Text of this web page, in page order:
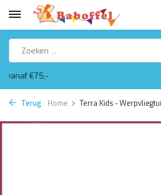
Terug Home Terra Kids -